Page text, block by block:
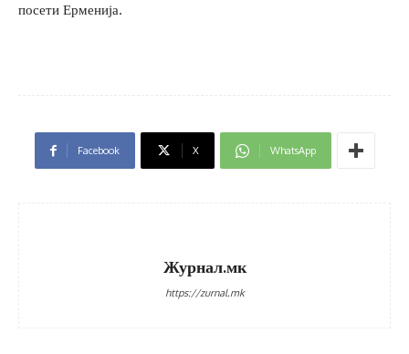
посети Ерменија.
Facebook X WhatsApp
Журнал.мк
https://zurnal.mk